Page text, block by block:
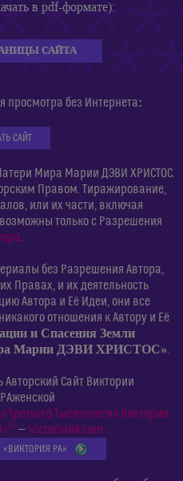
в pdf-формате):
САЙТА
просмотра без Интернета:
САЙТ
Мира Марии ДЭВИ ХРИСТОС.
Правом. Тиражирование,
или их части, включая
только с Разрешения
.
без Разрешения Автора,
Правах, и их деятельность
Автора и Её Идеи, они все
отношения к Автору и Её
и Спасения Земли
Марии ДЭВИ ХРИСТОС».
Сайт Виктории
Третьего Тысячелетия Виктории
©— VictoriaRA.com
РА»